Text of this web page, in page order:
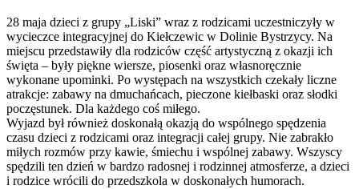
28 maja dzieci z grupy „Liski” wraz z rodzicami uczestniczyły w
wycieczce integracyjnej do Kiełczewic w Dolinie Bystrzycy. Na
miejscu przedstawiły dla rodziców część artystyczną z okazji ich
święta – były piękne wiersze, piosenki oraz własnoręcznie
wykonane upominki. Po występach na wszystkich czekały liczne
atrakcje: zabawy na dmuchańcach, pieczone kiełbaski oraz słodki
poczęstunek. Dla każdego coś miłego.
Wyjazd był również doskonałą okazją do wspólnego spędzenia
czasu dzieci z rodzicami oraz integracji całej grupy. Nie zabrakło
miłych rozmów przy kawie, śmiechu i wspólnej zabawy. Wszyscy
spędzili ten dzień w bardzo radosnej i rodzinnej atmosferze, a dzieci
i rodzice wrócili do przedszkola w doskonałych humorach.